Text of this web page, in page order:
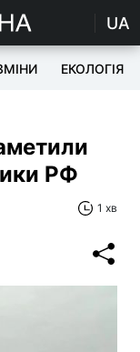
UA
ЕКОЛОГІЯ
РФ
1 хв